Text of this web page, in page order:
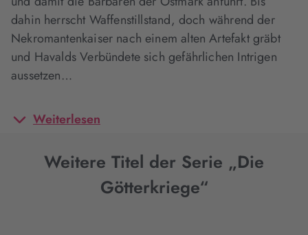
dahin herrscht Waffenstillstand, doch während der
Nekromantenkaiser nach einem alten Artefakt gräbt
und Havalds Verbündete sich gefährlichen Intrigen
aussetzen…
Weiterlesen
Weitere Titel der Serie „Die
Götterkriege“